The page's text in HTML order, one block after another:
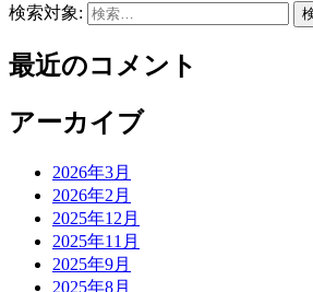
検索対象:
最近のコメント
アーカイブ
2026年3月
2026年2月
2025年12月
2025年11月
2025年9月
2025年8月